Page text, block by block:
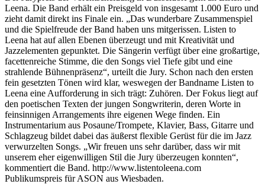
Leena. Die Band erhält ein Preisgeld von insgesamt 1.000 Euro und
zieht damit direkt ins Finale ein. „Das wunderbare Zusammenspiel
und die Spielfreude der Band haben uns mitgerissen. Listen to
Leena hat auf allen Ebenen überzeugt und mit Kreativität und
Jazzelementen gepunktet. Die Sängerin verfügt über eine großartige,
facettenreiche Stimme, die den Songs viel Tiefe gibt und eine
strahlende Bühnenpräsenz“, urteilt die Jury. Schon nach den ersten
fein gesetzten Tönen wird klar, weswegen der Bandname Listen to
Leena eine Aufforderung in sich trägt: Zuhören. Der Fokus liegt auf
den poetischen Texten der jungen Songwriterin, deren Worte in
feinsinnigen Arrangements ihre eigenen Wege finden. Ein
Instrumentarium aus Posaune/Trompete, Klavier, Bass, Gitarre und
Schlagzeug bildet dabei das äußerst flexible Gerüst für die im Jazz
verwurzelten Songs. „Wir freuen uns sehr darüber, dass wir mit
unserem eher eigenwilligen Stil die Jury überzeugen konnten“,
kommentiert die Band. http://www.listentoleena.com
Publikumspreis für ASON aus Wiesbaden.